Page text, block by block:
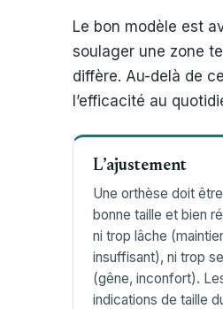
Le bon modèle est
soulager une zone
diffère. Au-delà de
l’efficacité au
L’ajustement
Une orthèse doit
bonne taille et bien
ni trop lâche
insuffisant), ni trop
(gêne, inconfort).
indications de taille